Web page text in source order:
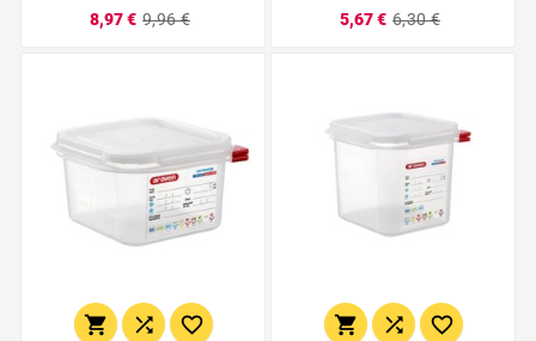
8,97 € 9,96 €
5,67 € 6,30 €
     